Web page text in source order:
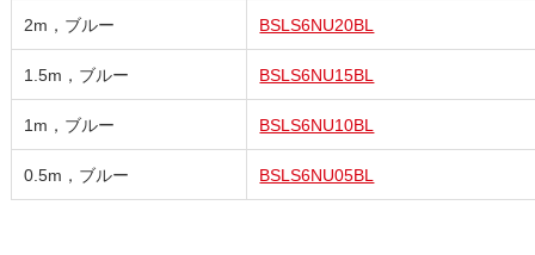
2m，ブルー BSLS6NU20BL
1.5m，ブルー BSLS6NU15BL
1m，ブルー BSLS6NU10BL
0.5m，ブルー BSLS6NU05BL